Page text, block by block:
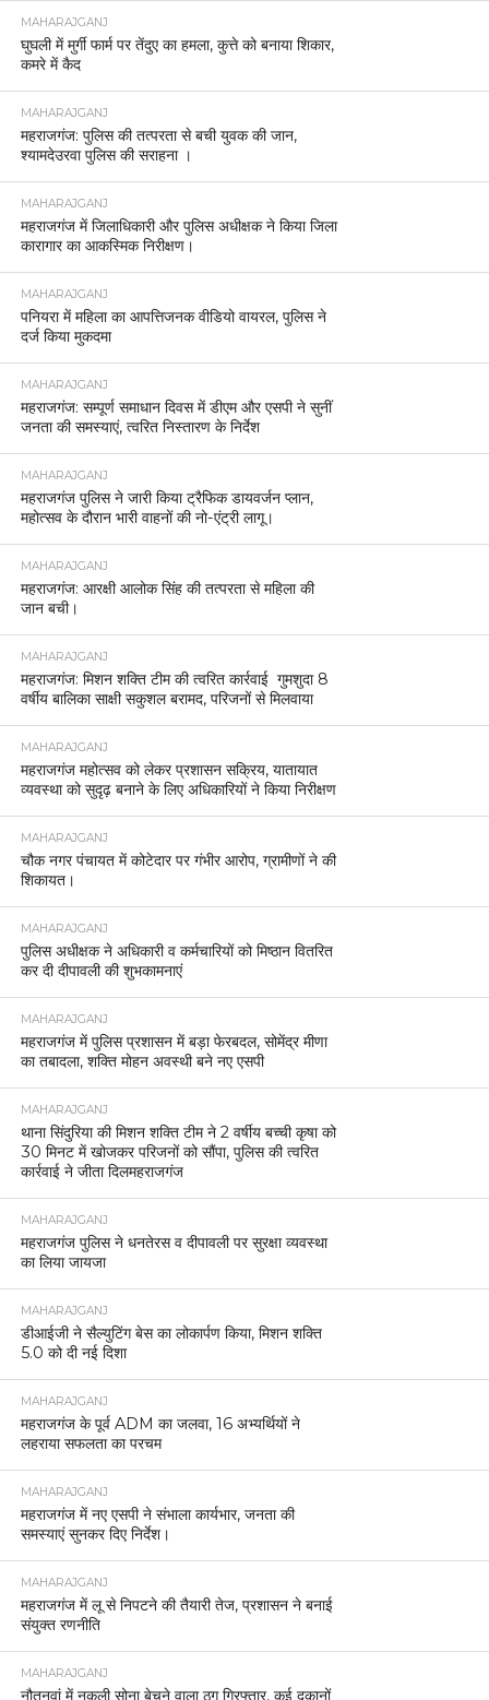
MAHARAJGANJ
घुघली में मुर्गी फार्म पर तेंदुए का हमला, कुत्ते को बनाया शिकार,
कमरे में कैद
MAHARAJGANJ
महराजगंज: पुलिस की तत्परता से बची युवक की जान,
श्यामदेउरवा पुलिस की सराहना ।
MAHARAJGANJ
महराजगंज में जिलाधिकारी और पुलिस अधीक्षक ने किया जिला
कारागार का आकस्मिक निरीक्षण।
MAHARAJGANJ
पनियरा में महिला का आपत्तिजनक वीडियो वायरल, पुलिस ने
दर्ज किया मुकदमा
MAHARAJGANJ
महराजगंज: सम्पूर्ण समाधान दिवस में डीएम और एसपी ने सुनीं
जनता की समस्याएं, त्वरित निस्तारण के निर्देश
MAHARAJGANJ
महराजगंज पुलिस ने जारी किया ट्रैफिक डायवर्जन प्लान,
महोत्सव के दौरान भारी वाहनों की नो-एंट्री लागू।
MAHARAJGANJ
महराजगंज: आरक्षी आलोक सिंह की तत्परता से महिला की
जान बची।
MAHARAJGANJ
महराजगंज: मिशन शक्ति टीम की त्वरित कार्रवाई गुमशुदा 8
वर्षीय बालिका साक्षी सकुशल बरामद, परिजनों से मिलवाया
MAHARAJGANJ
महराजगंज महोत्सव को लेकर प्रशासन सक्रिय, यातायात
व्यवस्था को सुदृढ़ बनाने के लिए अधिकारियों ने किया निरीक्षण
MAHARAJGANJ
चौक नगर पंचायत में कोटेदार पर गंभीर आरोप, ग्रामीणों ने की
शिकायत।
MAHARAJGANJ
पुलिस अधीक्षक ने अधिकारी व कर्मचारियों को मिष्ठान वितरित
कर दी दीपावली की शुभकामनाएं
MAHARAJGANJ
महराजगंज में पुलिस प्रशासन में बड़ा फेरबदल, सोमेंद्र मीणा
का तबादला, शक्ति मोहन अवस्थी बने नए एसपी
MAHARAJGANJ
थाना सिंदुरिया की मिशन शक्ति टीम ने 2 वर्षीय बच्ची कृषा को
30 मिनट में खोजकर परिजनों को सौंपा, पुलिस की त्वरित
कार्रवाई ने जीता दिलमहराजगंज
MAHARAJGANJ
महराजगंज पुलिस ने धनतेरस व दीपावली पर सुरक्षा व्यवस्था
का लिया जायजा
MAHARAJGANJ
डीआईजी ने सैल्युटिंग बेस का लोकार्पण किया, मिशन शक्ति
5.0 को दी नई दिशा
MAHARAJGANJ
महराजगंज के पूर्व ADM का जलवा, 16 अभ्यर्थियों ने
लहराया सफलता का परचम
MAHARAJGANJ
महराजगंज में नए एसपी ने संभाला कार्यभार, जनता की
समस्याएं सुनकर दिए निर्देश।
MAHARAJGANJ
महराजगंज में लू से निपटने की तैयारी तेज, प्रशासन ने बनाई
संयुक्त रणनीति
MAHARAJGANJ